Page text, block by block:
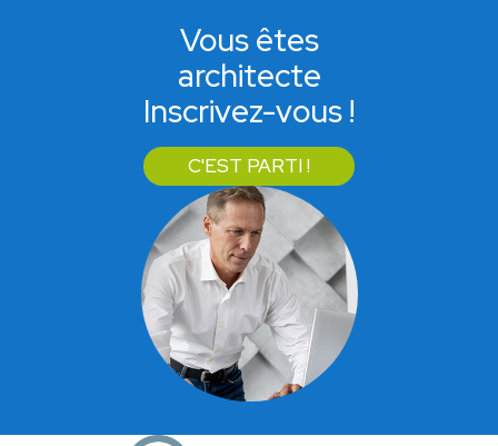
Vous êtes
architecte
Inscrivez-vous !
C'EST PARTI !